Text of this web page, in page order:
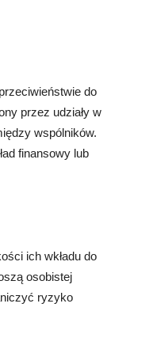
do
przez udziały w
wspólników.
finansowy lub
ich wkładu do
osobistej
ryzyko